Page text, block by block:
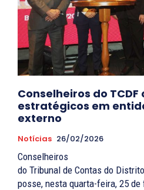
Conselheiros do
estratégicos em
externo
Notícias 26/02/2026
Conselheiros
do Tribunal de Contas do
posse, nesta quarta-feira, 25